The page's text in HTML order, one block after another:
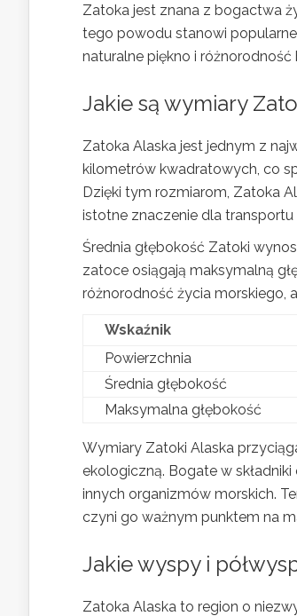
Zatoka jest znana z bogactwa
tego powodu stanowi
naturalne piękno i różnorodność
Jakie są wymiary
Zatoka Alaska jest jednym z
kilometrów kwadratowych, co
Dzięki tym rozmiarom, Zatoka
istotne znaczenie dla
Średnia głębokość Zatoki
zatoce osiągają maksymalną
różnorodność życia morskiego,
Wskaźnik
Powierzchnia
Średnia głębokość
Maksymalna głębokość
Wymiary Zatoki Alaska
ekologiczną. Bogate w
innych organizmów morskich.
czyni go ważnym punktem na
Jakie wyspy i
Zatoka Alaska to region o